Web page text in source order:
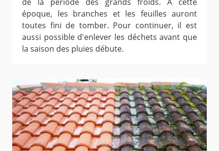
époque, les branches et les feuilles auront
toutes fini de tomber. Pour continuer, il est
aussi possible d'enlever les déchets avant que
la saison des pluies débute.